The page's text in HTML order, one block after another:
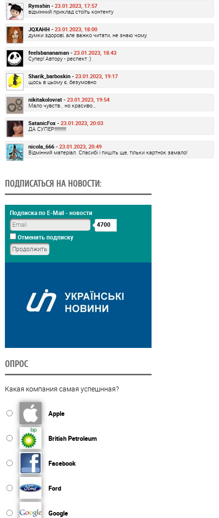
Rymshin - 23.01.2023, 17:57
відмінний приклад стоїть контенту
JQXAHH - 23.01.2023, 18:00
думки здорові, але важко читати, не знаю чому.
feelsbananaman - 23.01.2023, 18:43
Супер! Автору - респект :)
Sharik_barboskin - 23.01.2023, 19:17
щось в цьому є, безумовно
nikitakolovrat - 23.01.2023, 19:54
Мало чувств.. но красиво…
SatanicFox - 23.01.2023, 20:03
ДА СУПЕР!!!!!!!!!!!!
nicola_666 - 23.01.2023, 20:49
Відмінний матеріал. Спасибі і пишіть ще, тільки картнок замало!
ПОДПИСАТЬСЯ НА НОВОСТИ:
Подписка по E-Mail - новости
4700
Отменить подписку
ОПРОС
Какая компания самая успешнная?
Apple
British Petroleum
Facebook
Ford
Google